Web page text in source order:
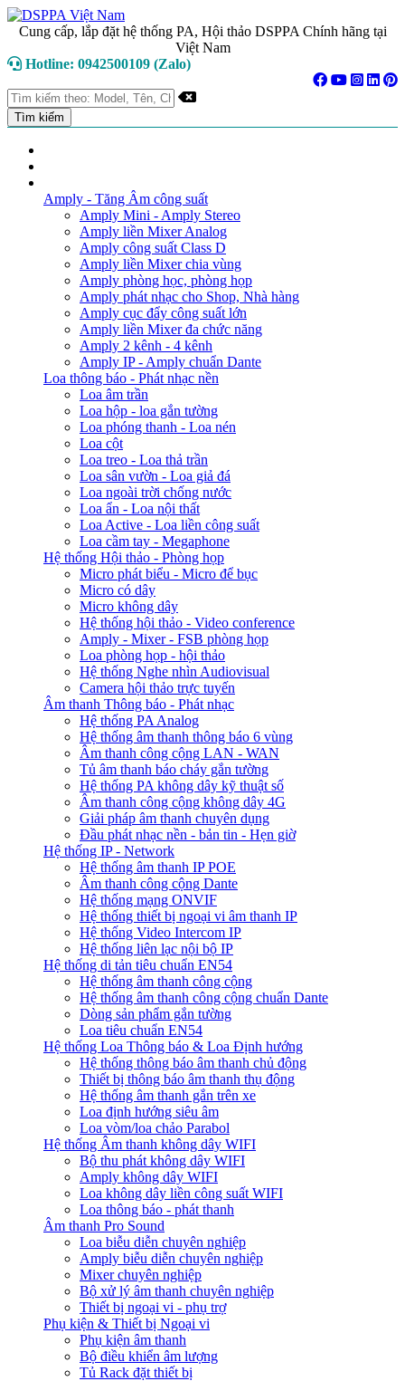
Cung cấp, lắp đặt hệ thống PA, Hội thảo DSPPA Chính hãng tại
Việt Nam
Hotline: 0942500109 (Zalo)
Amply - Tăng Âm công suất
Amply Mini - Amply Stereo
Amply liền Mixer Analog
Amply công suất Class D
Amply liền Mixer chia vùng
Amply phòng học, phòng họp
Amply phát nhạc cho Shop, Nhà hàng
Amply cục đẩy công suất lớn
Amply liền Mixer đa chức năng
Amply 2 kênh - 4 kênh
Amply IP - Amply chuẩn Dante
Loa thông báo - Phát nhạc nền
Loa âm trần
Loa hộp - loa gắn tường
Loa phóng thanh - Loa nén
Loa cột
Loa treo - Loa thả trần
Loa sân vườn - Loa giả đá
Loa ngoài trời chống nước
Loa ẩn - Loa nội thất
Loa Active - Loa liền công suất
Loa cầm tay - Megaphone
Hệ thống Hội thảo - Phòng họp
Micro phát biểu - Micro để bục
Micro có dây
Micro không dây
Hệ thống hội thảo - Video conference
Amply - Mixer - FSB phòng họp
Loa phòng họp - hội thảo
Hệ thống Nghe nhìn Audiovisual
Camera hội thảo trực tuyến
Âm thanh Thông báo - Phát nhạc
Hệ thống PA Analog
Hệ thống âm thanh thông báo 6 vùng
Âm thanh công cộng LAN - WAN
Tủ âm thanh báo cháy gắn tường
Hệ thống PA không dây kỹ thuật số
Âm thanh công cộng không dây 4G
Giải pháp âm thanh chuyên dụng
Đầu phát nhạc nền - bản tin - Hẹn giờ
Hệ thống IP - Network
Hệ thống âm thanh IP POE
Âm thanh công cộng Dante
Hệ thống mạng ONVIF
Hệ thống thiết bị ngoại vi âm thanh IP
Hệ thống Video Intercom IP
Hệ thống liên lạc nội bộ IP
Hệ thống di tản tiêu chuẩn EN54
Hệ thống âm thanh công cộng
Hệ thống âm thanh công cộng chuẩn Dante
Dòng sản phẩm gắn tường
Loa tiêu chuẩn EN54
Hệ thống Loa Thông báo & Loa Định hướng
Hệ thống thông báo âm thanh chủ động
Thiết bị thông báo âm thanh thụ động
Hệ thống âm thanh gắn trên xe
Loa định hướng siêu âm
Loa vòm/loa chảo Parabol
Hệ thống Âm thanh không dây WIFI
Bộ thu phát không dây WIFI
Amply không dây WIFI
Loa không dây liền công suất WIFI
Loa thông báo - phát thanh
Âm thanh Pro Sound
Loa biễu diễn chuyên nghiệp
Amply biễu diễn chuyên nghiệp
Mixer chuyên nghiệp
Bộ xử lý âm thanh chuyên nghiệp
Thiết bị ngoại vi - phụ trợ
Phụ kiện & Thiết bị Ngoại vi
Phụ kiện âm thanh
Bộ điều khiển âm lượng
Tủ Rack đặt thiết bị